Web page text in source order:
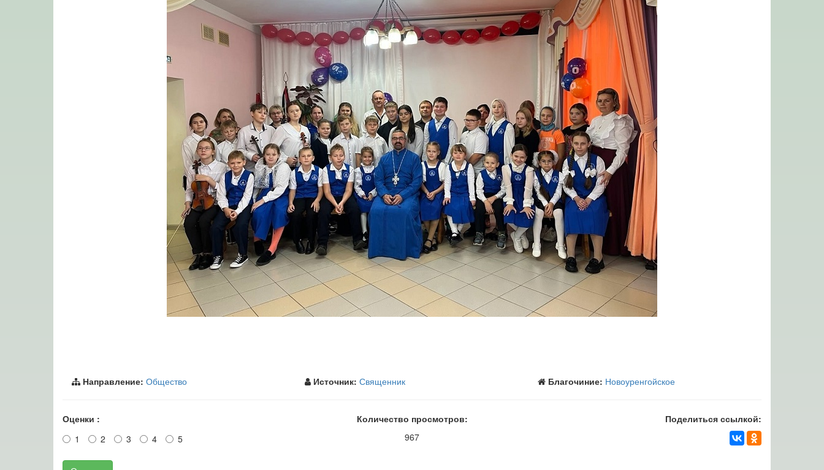
Направление: Общество Источник: Священник Благочиние: Новоуренгойское
Оценки :
1
2 3 4 5
Количество просмотров:
967
Поделиться ссылкой: